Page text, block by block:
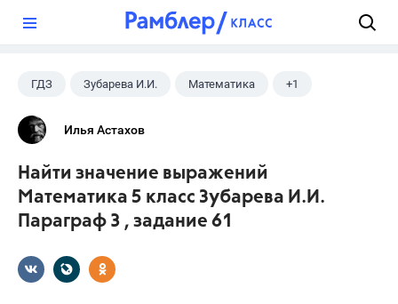
ГДЗ Зубарева И.И. Математика +1
5 класс
Илья Астахов
Найти значение выражений
Математика 5 класс Зубарева И.И.
Параграф 3 , задание 61